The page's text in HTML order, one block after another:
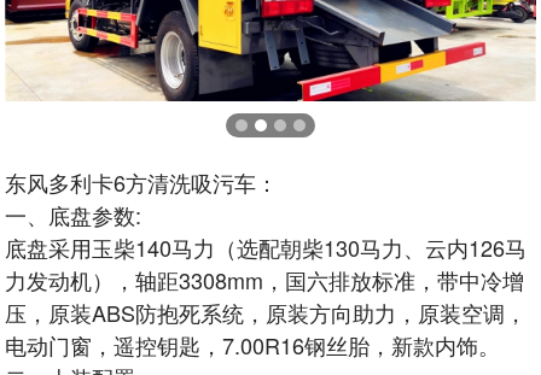
东风多利卡6方清洗吸污车：
一、底盘参数:
底盘采用玉柴140马力（选配朝柴130马力、云内126马
力发动机），轴距3308mm，国六排放标准，带中冷增
压，原装ABS防抱死系统，原装方向助力，原装空调，
电动门窗，遥控钥匙，7.00R16钢丝胎，新款内饰。